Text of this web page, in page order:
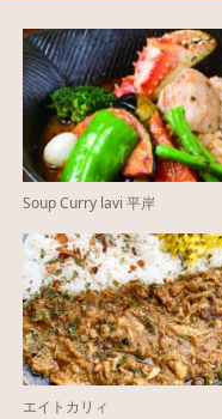
Soup Curry lavi 平岸
エイトカリィ